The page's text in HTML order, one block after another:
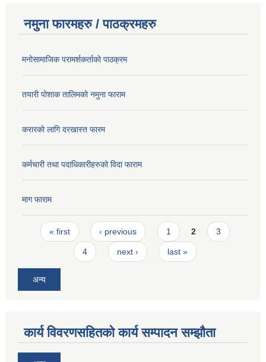
नमुना फारमहरु / पाठक्रमहरु
मनोसामाजिक परामर्शकर्ताको पाठक्रम
तयारी पोशाक तालिमको नमुना फाराम
करारको लागि दरखास्त फारम
कर्मचारी तथा पदाधिकारीहरुको विदा फाराम
माग फाराम
Pages
« first ‹ previous 1 2 3
4 next › last »
अन्य
कार्य विवरणसहितको कार्य सम्पादन सम्झौता